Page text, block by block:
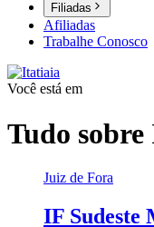
Filiadas
Afiliadas
Trabalhe Conosco
Você está em
Tudo sobre
Juiz de Fora
IF Sudeste